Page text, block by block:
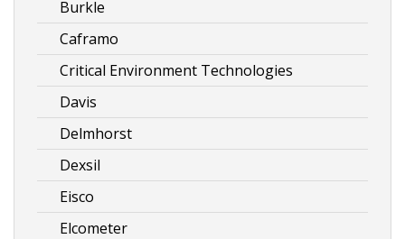
Burkle
Caframo
Critical Environment Technologies
Davis
Delmhorst
Dexsil
Eisco
Elcometer